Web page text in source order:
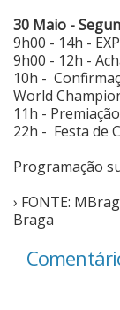
30 Maio -
9h00 - 14h -
9h00 - 12h -
10h -
World
11h - Premiação
22h - Festa de
Programação
› FONTE:
Braga